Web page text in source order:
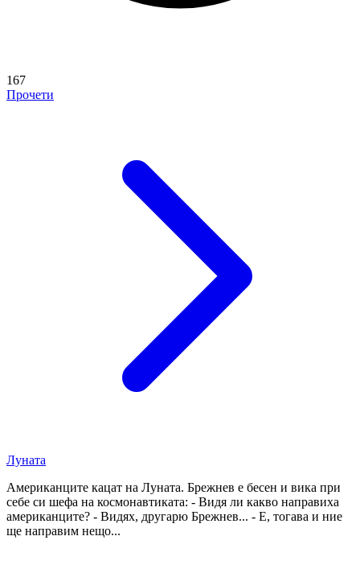
167
Прочети
Луната
Американците кацат на Луната. Брежнев е бесен и вика при
себе си шефа на космонавтиката: - Видя ли какво направиха
американците? - Видях, другарю Брежнев... - Е, тогава и ние
ще направим нещо...